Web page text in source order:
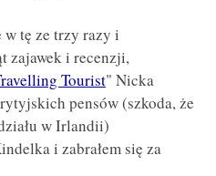
w tę ze trzy razy i
zajawek i recenzji,
Tourist" Nicka
pensów (szkoda, że
w Irlandii)
i zabrałem się za